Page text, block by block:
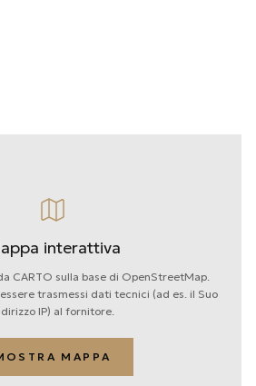
interattiva
CARTO sulla base di OpenStreetMap.
trasmessi dati tecnici (ad es. il Suo
IP) al fornitore.
MAPPA